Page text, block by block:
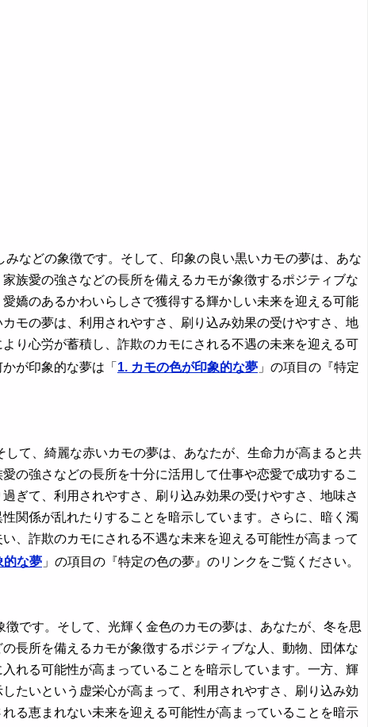
などの象徴です。そして、印象の良い黒いカモの夢は、あな
族愛の強さなどの長所を備えるカモが象徴するポジティブな
嬌のあるかわいらしさで獲得する輝かしい未来を迎える可能
モの夢は、利用されやすさ、刷り込み効果の受けやすさ、地
り心労が蓄積し、詐欺のカモにされる不遇の未来を迎える可
が印象的な夢は「 1. カモの色が印象的な夢 」の項目の『特定
て、綺麗な赤いカモの夢は、あなたが、生命力が高まると共
の強さなどの長所を十分に活用して仕事や恋愛で成功するこ
ぎて、利用されやすさ、刷り込み効果の受けやすさ、地味さ
関係が乱れたりすることを暗示しています。さらに、暗く濁
、詐欺のカモにされる不遇な未来を迎える可能性が高まって
的な夢 」の項目の『特定の色の夢』のリンクをご覧ください。
です。そして、光輝く金色のカモの夢は、あなたが、冬を思
長所を備えるカモが象徴するポジティブな人、動物、団体な
れる可能性が高まっていることを暗示しています。一方、輝
たいという虚栄心が高まって、利用されやすさ、刷り込み効
る恵まれない未来を迎える可能性が高まっていることを暗示